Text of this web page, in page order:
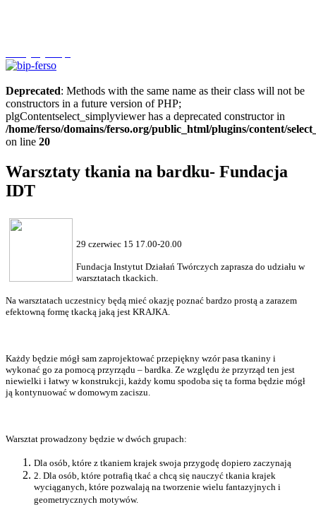
Deprecated: Methods with the same name as their class will not be
constructors in a future version of PHP;
plgContentselect_simplyviewer has a deprecated constructor in
/home/ferso/domains/ferso.org/public_html/plugins/content/
on line 20
Warsztaty tkania na bardku- Fundacja
IDT
29 czerwiec 15 17.00-20.00
Fundacja Instytut Działań Twórczych zaprasza do udziału w
warsztatach tkackich.
Na warsztatach uczestnicy będą mieć okazję poznać bardzo prostą a zarazem
efektowną formę tkacką jaką jest KRAJKA.
Każdy będzie mógł sam zaprojektować przepiękny wzór pasa tkaniny i
wykonać go za pomocą przyrządu – bardka. Ze względu że przyrząd ten jest
niewielki i łatwy w konstrukcji, każdy komu spodoba się ta forma będzie mógł
ją kontynuować w domowym zaciszu.
Warsztat prowadzony będzie w dwóch grupach:
Dla osób, które z tkaniem krajek swoja przygodę dopiero zaczynają
2. Dla osób, które potrafią tkać a chcą się nauczyć tkania krajek
wyciąganych, które pozwalają na tworzenie wielu fantazyjnych i
geometrycznych motywów.